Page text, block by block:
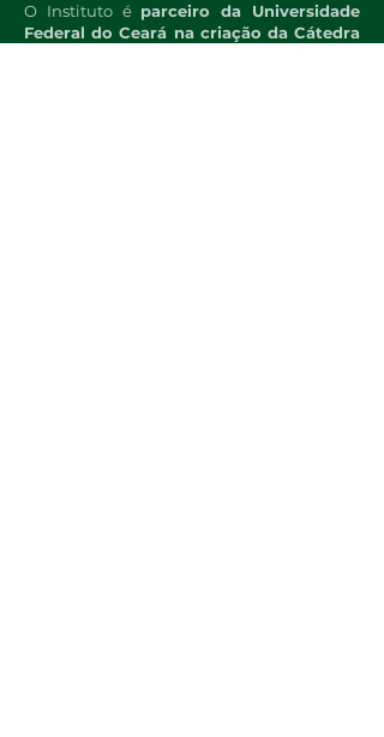
O Instituto é parceiro da Universidade
Federal do Ceará na criação da Cátedra